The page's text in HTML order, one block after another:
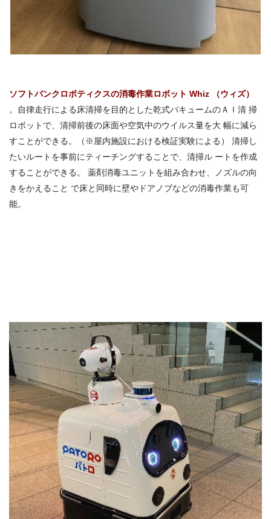
ソフトバンクロボティクスの消毒作業ロボット Whiz （ウィズ）
。自律走行による床清掃を目的とした乾式バキュームのＡＩ清 掃
ロボットで、清掃前後の床面や空気中のウイルス量を大 幅に減ら
すことができる。（※屋内施設における検証実験による） 清掃し
たいルートを事前にティーチングすることで、清掃ル ートを作成
することができる。 薬剤消毒ユニットを組み合わせ、ノズルの向
きをかえること で床と同時に壁やドアノブなどの消毒作業も可
能。